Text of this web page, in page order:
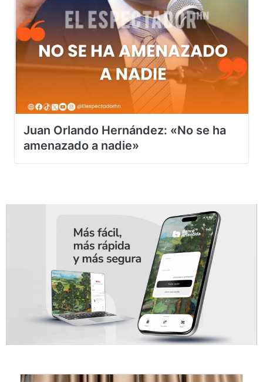
Juan Orlando Hernández: «No se ha
amenazado a nadie»